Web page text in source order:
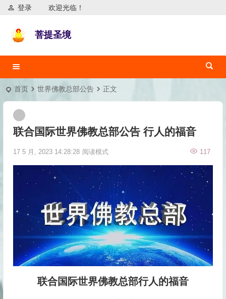
欢迎光临！
登录
菩提圣境
首页 世界佛教总部公告 正文
联合国际世界佛教总部公告 行人的福音
17 5 月, 2023 14:28:28 117
阅读模式
联合国际世界佛教总部行人的福音